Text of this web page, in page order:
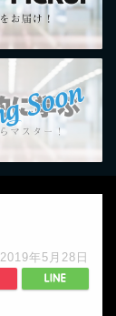
2019年5月28日